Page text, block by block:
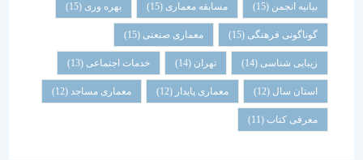
بیانیه انجمن(15) مسابقه معماری (15) بهره وری(15)
گوناگونی فرهنگی (15) معماری صنعتی(15)
زیبایی شناسی (14) تهران خدمات اجتماعی (13)
استان سال(12) معماری پایدار (12) معماری مساجد(12)
معرفی کتاب(11)